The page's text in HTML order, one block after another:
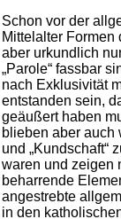
Schon vor der
Mittelalter
aber urkundlich
„Parole“ fassbar
nach Exklusivität
entstanden sein,
geäußert haben
blieben aber auch
und „Kundschaft“
waren und zeigen
beharrende
angestrebte
in den